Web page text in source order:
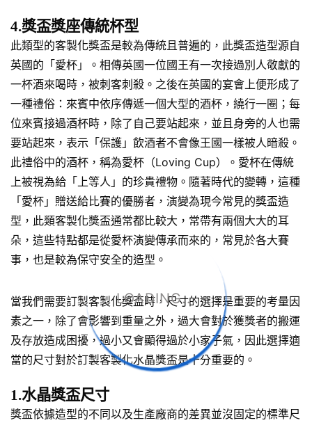
LOADING...
4.獎盃獎座傳統杯型
此類型的客製化獎盃是較為傳統且普遍的，此獎盃造型源自
英國的「愛杯」。相傳英國一位國王有一次接過別人敬獻的
一杯酒來喝時，被刺客刺殺。之後在英國的宴會上便形成了
一種禮俗：來賓中依序傳遞一個大型的酒杯，繞行一圈；每
位來賓接過酒杯時，除了自己要站起來，並且身旁的人也需
要站起來，表示「保護」飲酒者不會像王國一樣被人暗殺。
此禮俗中的酒杯，稱為愛杯（Loving Cup）。愛杯在傳統
上被視為給「上等人」的珍貴禮物。隨著時代的變轉，這種
「愛杯」贈送給比賽的優勝者，演變為現今常見的獎盃造
型，此類客製化獎盃通常都比較大，常帶有兩個大大的耳
朵，這些特點都是從愛杯演變傳承而來的，常見於各大賽
事，也是較為保守安全的造型。
當我們需要訂製客製化獎盃時，尺寸的選擇是重要的考量因
素之一，除了會影響到重量之外，過大會對於獲獎者的搬運
及存放造成困擾，過小又會顯得過於小家子氣，因此選擇適
當的尺寸對於訂製客製化水晶獎盃是十分重要的。
1.水晶獎盃尺寸
獎盃依據造型的不同以及生產廠商的差異並沒固定的標準尺